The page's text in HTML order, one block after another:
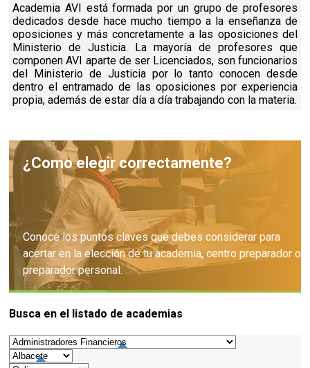
Academia AVI está formada por un grupo de profesores
dedicados desde hace mucho tiempo a la enseñanza de
oposiciones y más concretamente a las oposiciones del
Ministerio de Justicia. La mayoría de profesores que
componen AVI aparte de ser Licenciados, son funcionarios
del Ministerio de Justicia por lo tanto conocen desde
dentro el entramado de las oposiciones por experiencia
propia, además de estar día a día trabajando con la materia.
¿Como elegir correctamente?
Conoce los puntos claves que debes considerar para
acertar en la elección de tu academia, centro preparador o
preparador personal.
Consejos
Busca en el listado de academias